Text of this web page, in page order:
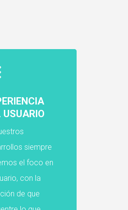
USUARIO
siempre
el foco en
con la
de que